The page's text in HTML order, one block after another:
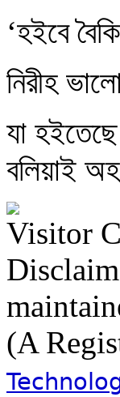
‘হইবে
নিরীহ
যা
বলিয়াই
Visitor
(A